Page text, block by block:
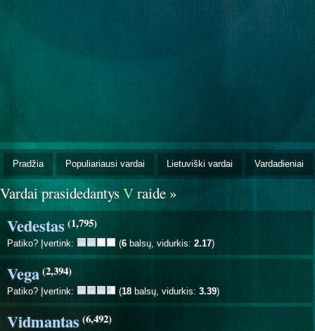
Pradžia Populiariausi vardai Lietuviški vardai Vardadieniai
Vardai prasidedantysVraide »
Vedestas (1,795)
Patiko? Įvertink: (6 balsų, vidurkis: 2.17)
Vega(2,394)
Patiko? Įvertink: (18 balsų, vidurkis: 3.39)
Vidmantas (6,492)